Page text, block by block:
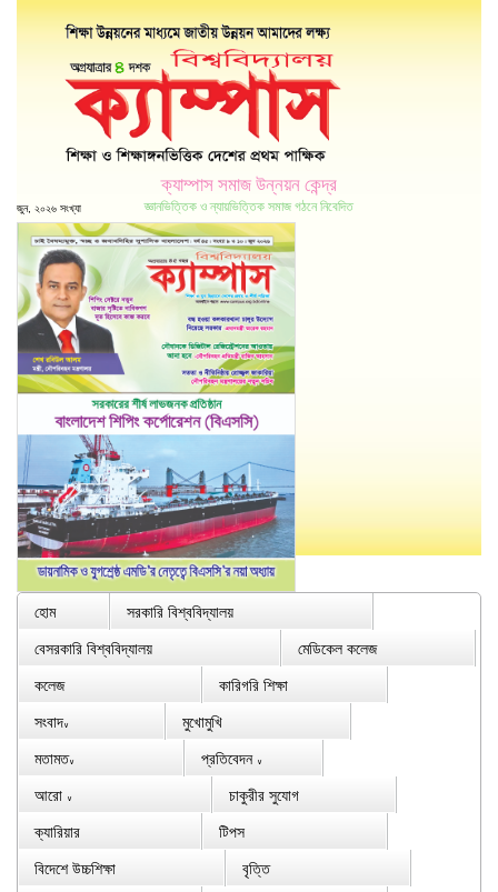
ক্যাম্পাস সমাজ উন্নয়ন কেন্দ্র
জ্ঞানভিত্তিক ও ন্যায়ভিত্তিক সমাজ গঠনে নিবেদিত
জুন, ২০২৬ সংখ্যা
হোম
সরকারি বিশ্ববিদ্যালয়
বেসরকারি বিশ্ববিদ্যালয়
মেডিকেল কলেজ
কলেজ
কারিগরি শিক্ষা
সংবাদ∨
মুখোমুখি
মতামত∨ প্রতিবেদন ∨
আরো ∨
চাকুরীর সুযোগ
ক্যারিয়ার
টিপস
বিদেশে উচ্চশিক্ষা
বৃত্তি